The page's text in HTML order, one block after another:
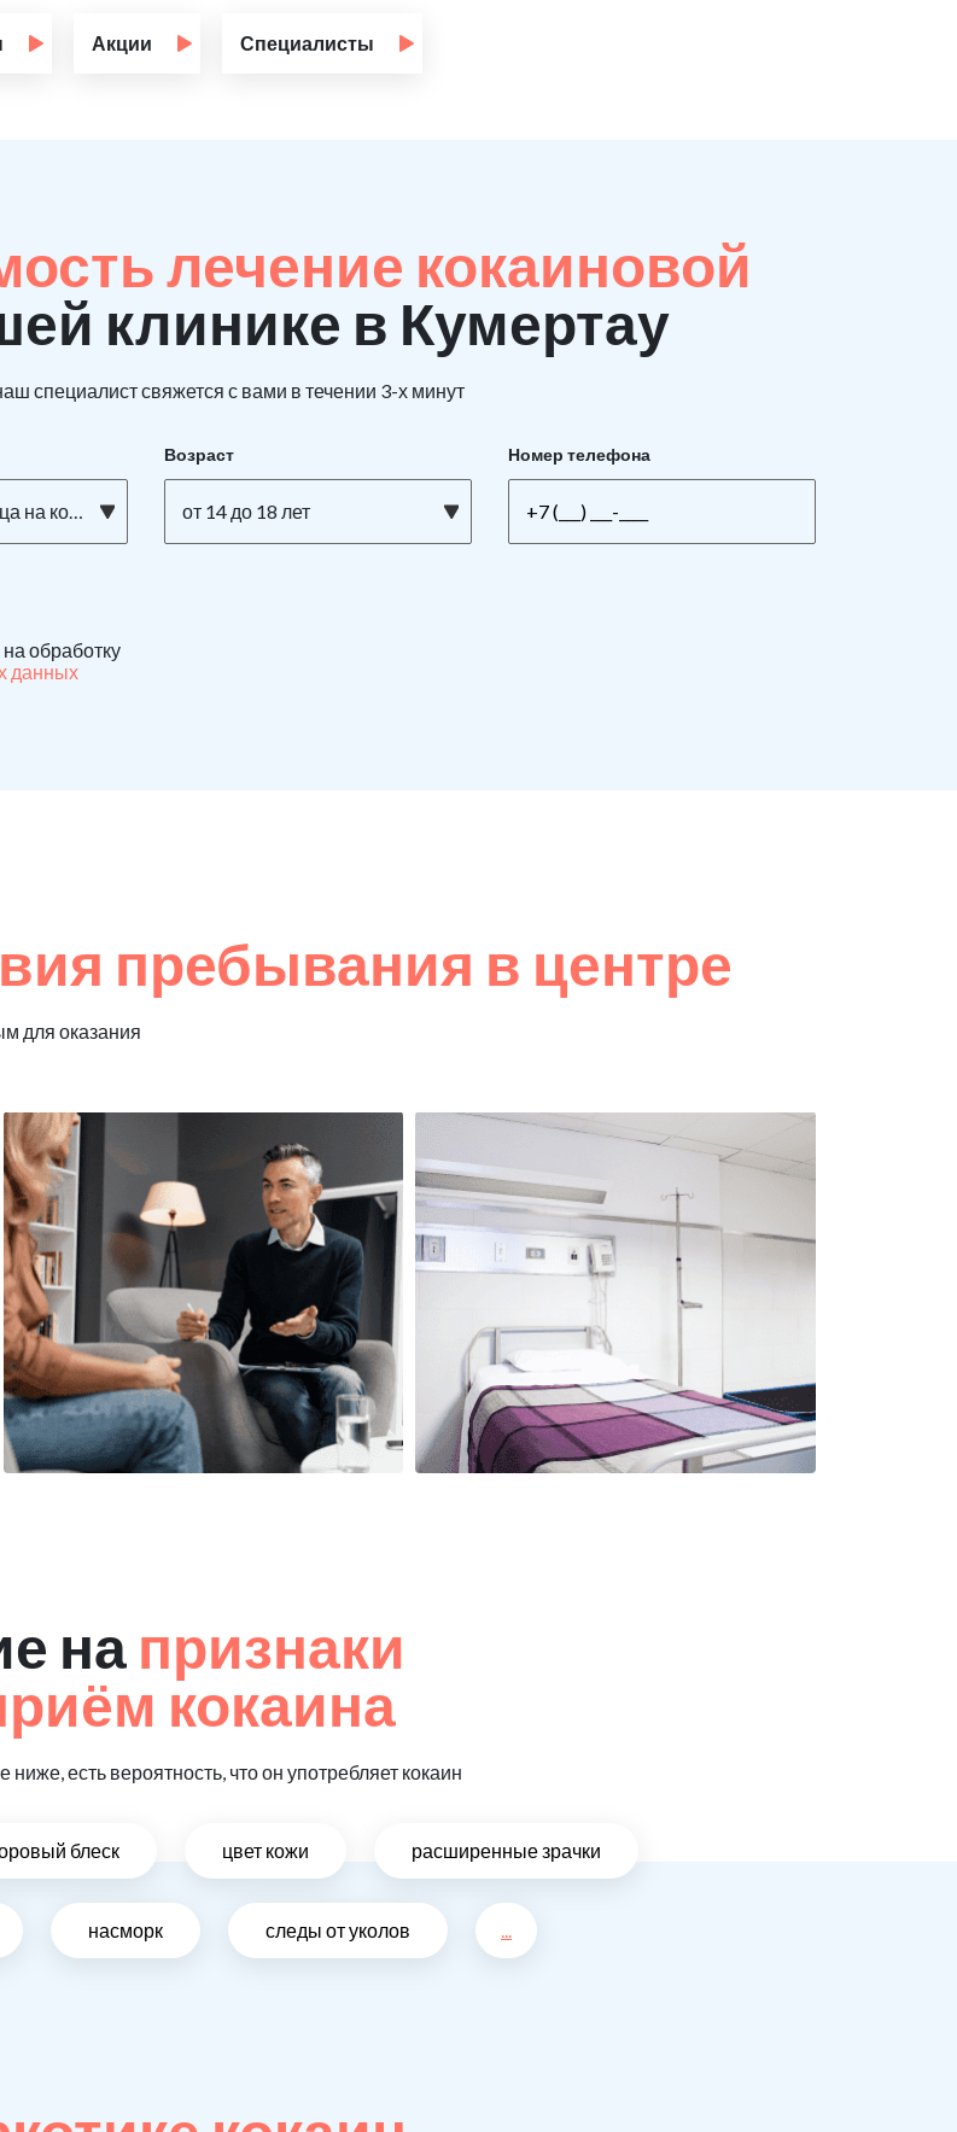
Акции Специалисты
лечение кокаиновой
клинике в Кумертау
специалист свяжется с вами в течении 3-х минут
кокаине
Возраст
от 14 до 18 лет
Номер телефона
обработку
данных
пребывания в центре
для оказания
на признаки
кокаина
есть вероятность, что он употребляет кокаин
блеск цвет кожи расширенные зрачки
насморк следы от уколов ...